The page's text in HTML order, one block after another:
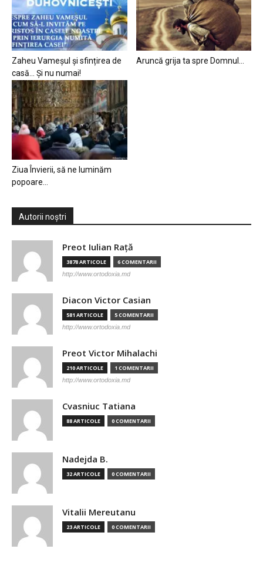
Zaheu Vameșul și sfințirea de
casă… Și nu numai!
Aruncă grija ta spre Domnul…
Ziua Învierii, să ne luminăm
popoare…
Autorii noștri
Preot Iulian Raţă
3878 ARTICOLE 6 COMENTARII
http://www.ortodoxia.md
Diacon Victor Casian
581 ARTICOLE 5 COMENTARII
http://www.ortodoxia.md
Preot Victor Mihalachi
210 ARTICOLE 1 COMENTARII
http://www.ortodoxia.md
Cvasniuc Tatiana
88 ARTICOLE 0 COMENTARII
Nadejda B.
32 ARTICOLE 0 COMENTARII
Vitalii Mereutanu
23 ARTICOLE 0 COMENTARII